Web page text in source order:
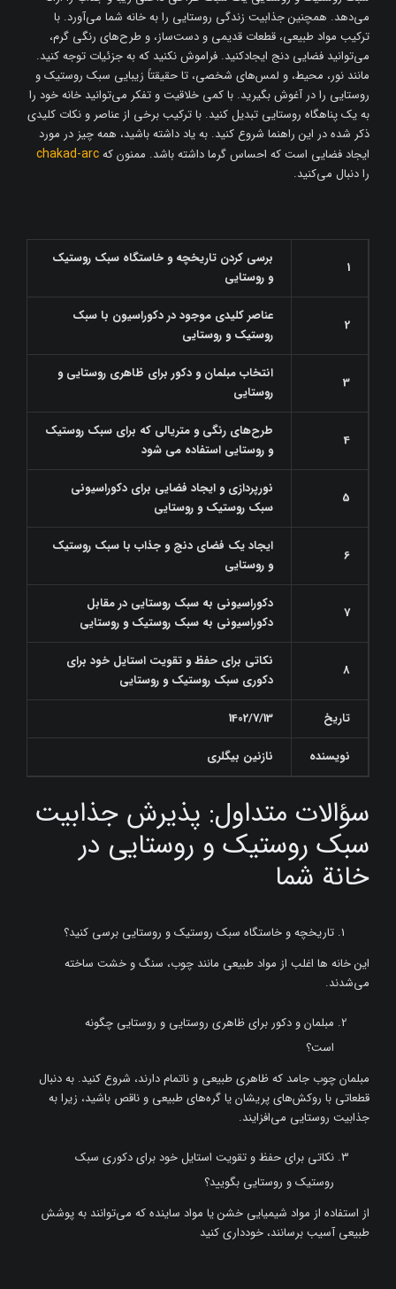
می‌دهد. همچنین جذابیت زندگی روستایی را به خانه شما می‌آورد. با
ترکیب مواد طبیعی، قطعات قدیمی و دست‌ساز، و طرح‌های رنگی گرم،
می‌توانید فضایی دنج ایجادکنید. فراموش نکنید که به جزئیات توجه کنید.
مانند نور، محیط، و لمس‌های شخصی، تا حقیقتاً زیبایی سبک روستیک و
روستایی را در آغوش بگیرید. با کمی خلاقیت و تفکر می‌توانید خانه خود را
به یک پناهگاه روستایی تبدیل کنید. با ترکیب برخی از عناصر و نکات کلیدی
ذکر شده در این راهنما شروع کنید. به یاد داشته باشید، همه چیز در مورد
ایجاد فضایی است که احساس گرما داشته باشد. ممنون کهchakad-arc
را دنبال می‌کنید.
1
برسی کردن تاریخچه و خاستگاه سبک روستیک
و روستایی
2
عناصر کلیدی موجود در دکوراسیون با سبک
روستیک و روستایی
3
انتخاب مبلمان و دکور برای ظاهری روستایی و
روستایی
4
طرح‌های رنگی و متریالی که برای سبک روستیک
و روستایی استفاده می شود
5
نورپردازی و ایجاد فضایی برای دکوراسیونی
سبک روستیک و روستایی
6
ایجاد یک فضای دنج و جذاب با سبک روستیک
و روستایی
7
دکوراسیونی به سبک روستایی در مقابل
دکوراسیونی به سبک روستیک و روستایی
8
نکاتی برای حفظ و تقویت استایل خود برای
دکوری سبک روستیک و روستایی
تاریخ 1402/7/13
نویسنده نازنین بیگلری
سؤالات متداول: پذیرش جذابیت
سبک روستیک و روستایی در
خانة شما
تاریخچه و خاستگاه سبک روستیک و روستایی برسی کنید؟
این خانه‌ ها اغلب از مواد طبیعی مانند چوب، سنگ و خشت ساخته
می‌شدند.
مبلمان و دکور برای ظاهری روستایی و روستایی چگونه
است؟
مبلمان چوب جامد که ظاهری طبیعی و ناتمام دارند، شروع کنید. به دنبال
قطعاتی با روکش‌های پریشان یا گره‌های طبیعی و ناقص باشید، زیرا به
جذابیت روستایی می‌افزایند.
نکاتی برای حفظ و تقویت استایل خود برای دکوری سبک
روستیک و روستایی بگویید؟
از استفاده از مواد شیمیایی خشن یا مواد ساینده که می‌توانند به پوشش
طبیعی آسیب برسانند، خودداری کنید